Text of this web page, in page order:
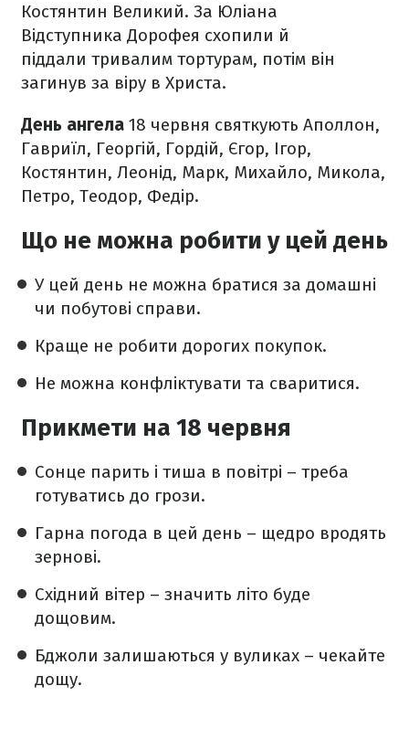
Костянтин Великий. За Юліана
Відступника Дорофея схопили й
піддали тривалим тортурам, потім він
загинув за віру в Христа.
День ангела 18 червня святкують Аполлон,
Гавриїл, Георгій, Гордій, Єгор, Ігор,
Костянтин, Леонід, Марк, Михайло, Микола,
Петро, Теодор, Федір.
Що не можна робити у цей день
У цей день не можна братися за домашні
чи побутові справи.
Краще не робити дорогих покупок.
Не можна конфліктувати та сваритися.
Прикмети на 18 червня
Сонце парить і тиша в повітрі – треба
готуватись до грози.
Гарна погода в цей день – щедро вродять
зернові.
Східний вітер – значить літо буде
дощовим.
Бджоли залишаються у вуликах – чекайте
дощу.